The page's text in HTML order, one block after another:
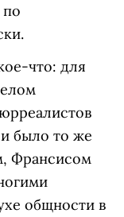
что: для
было то же
Франсисом
общности в